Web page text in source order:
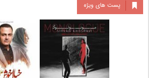
پست های ویژه